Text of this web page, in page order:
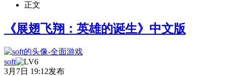
正文
《展翅飞翔：英雄的诞生》中文版
soft
3月7日 19:12发布